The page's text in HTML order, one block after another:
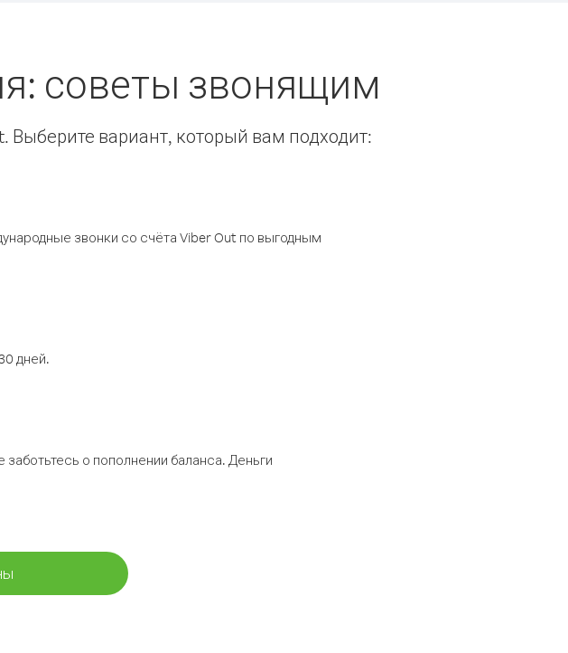
советы звонящим
Выберите вариант, который вам подходит:
звонки со счёта Viber Out по выгодным
дней.
о пополнении баланса. Деньги